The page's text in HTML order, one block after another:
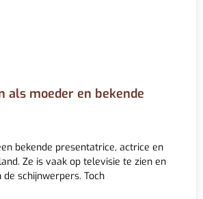
als moeder en bekende
bekende presentatrice, actrice en
Ze is vaak op televisie te zien en
schijnwerpers. Toch